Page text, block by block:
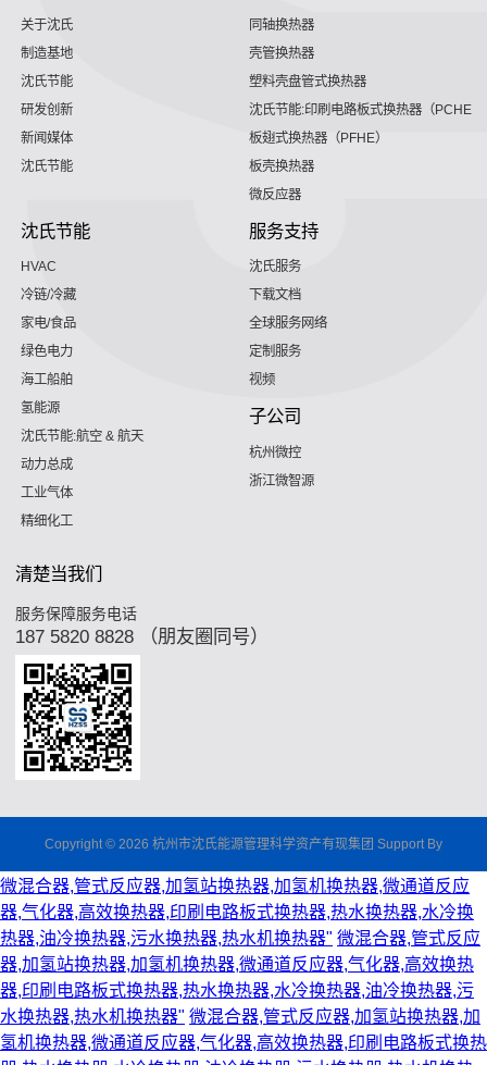
关于沈氏
制造基地
沈氏节能
研发创新
新闻媒体
沈氏节能
同轴换热器
壳管换热器
塑料壳盘管式换热器
沈氏节能:印刷电路板式换热器（PCHE）
板翅式换热器（PFHE）
板壳换热器
微反应器
沈氏节能
HVAC
冷链/冷藏
家电/食品
绿色电力
海工船舶
氢能源
沈氏节能:航空 & 航天
动力总成
工业气体
精细化工
服务支持
沈氏服务
下载文档
全球服务网络
定制服务
视频
子公司
杭州微控
浙江微智源
清楚当我们
服务保障服务电话
187 5820 8828 （朋友圈同号）
Copyright © 2026 杭州市沈氏能源管理科学资产有现集团 Support By
微混合器,管式反应器,加氢站换热器,加氢机换热器,微通道反应
器,气化器,高效换热器,印刷电路板式换热器,热水换热器,水冷换
热器,油冷换热器,污水换热器,热水机换热器" 微混合器,管式反应
器,加氢站换热器,加氢机换热器,微通道反应器,气化器,高效换热
器,印刷电路板式换热器,热水换热器,水冷换热器,油冷换热器,污
水换热器,热水机换热器" 微混合器,管式反应器,加氢站换热器,加
氢机换热器,微通道反应器,气化器,高效换热器,印刷电路板式换热